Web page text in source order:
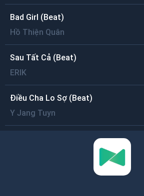
Bad Girl (Beat)
Hồ Thiện Quân
Sau Tất Cả (Beat)
ERIK
Điều Cha Lo Sợ (Beat)
Y Jang Tuyn